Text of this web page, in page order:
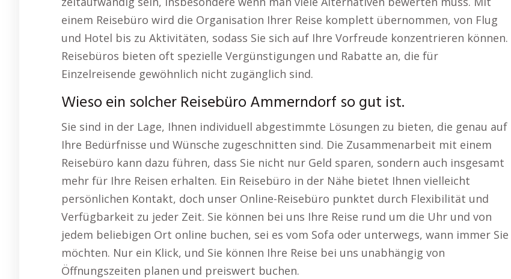
einem Reisebüro wird die Organisation Ihrer Reise komplett übernommen, von Flug
und Hotel bis zu Aktivitäten, sodass Sie sich auf Ihre Vorfreude konzentrieren können.
Reisebüros bieten oft spezielle Vergünstigungen und Rabatte an, die für
Einzelreisende gewöhnlich nicht zugänglich sind.
Wieso ein solcher Reisebüro Ammerndorf so gut ist.
Sie sind in der Lage, Ihnen individuell abgestimmte Lösungen zu bieten, die genau auf
Ihre Bedürfnisse und Wünsche zugeschnitten sind. Die Zusammenarbeit mit einem
Reisebüro kann dazu führen, dass Sie nicht nur Geld sparen, sondern auch insgesamt
mehr für Ihre Reisen erhalten. Ein Reisebüro in der Nähe bietet Ihnen vielleicht
persönlichen Kontakt, doch unser Online-Reisebüro punktet durch Flexibilität und
Verfügbarkeit zu jeder Zeit. Sie können bei uns Ihre Reise rund um die Uhr und von
jedem beliebigen Ort online buchen, sei es vom Sofa oder unterwegs, wann immer Sie
möchten. Nur ein Klick, und Sie können Ihre Reise bei uns unabhängig von
Öffnungszeiten planen und preiswert buchen.